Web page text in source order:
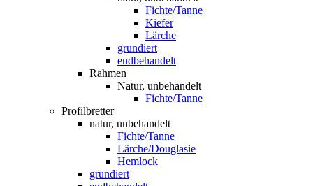
Fichte/Tanne
Kiefer
Lärche
grundiert
endbehandelt
Rahmen
Natur, unbehandelt
Fichte/Tanne
Profilbretter
natur, unbehandelt
Fichte/Tanne
Lärche/Douglasie
Hemlock
grundiert